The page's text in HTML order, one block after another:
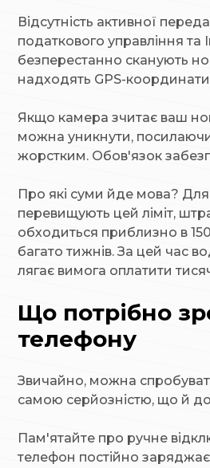
Відсутність активної
податкового управління
безперестанно сканують
надходять GPS-
Якщо камера зчитає ваш
можна уникнути,
жорстким. Обов'язок
Про які суми йде мова?
перевищують цей ліміт,
обходиться приблизно в
багато тижнів. За цей час
лягає вимога оплатити
Що потрібно
телефону
Звичайно, можна
самою серйозністю, що й
Пам'ятайте про ручне
телефон постійно